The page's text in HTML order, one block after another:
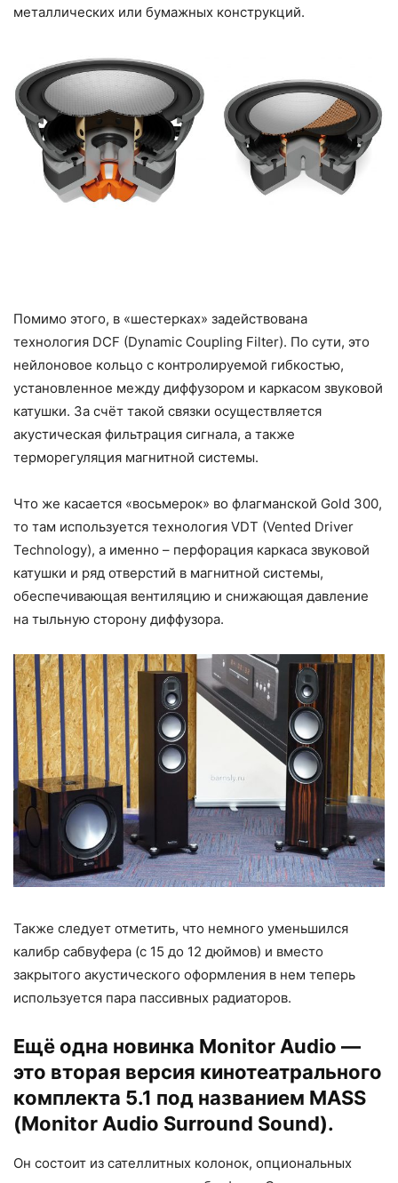
металлических или бумажных конструкций.
Помимо этого, в «шестерках» задействована
технология DCF (Dynamic Coupling Filter). По сути, это
нейлоновое кольцо с контролируемой гибкостью,
установленное между диффузором и каркасом звуковой
катушки. За счёт такой связки осуществляется
акустическая фильтрация сигнала, а также
терморегуляция магнитной системы.
Что же касается «восьмерок» во флагманской Gold 300,
то там используется технология VDT (Vented Driver
Technology), а именно – перфорация каркаса звуковой
катушки и ряд отверстий в магнитной системы,
обеспечивающая вентиляцию и снижающая давление
на тыльную сторону диффузора.
Также следует отметить, что немного уменьшился
калибр сабвуфера (с 15 до 12 дюймов) и вместо
закрытого акустического оформления в нем теперь
используется пара пассивных радиаторов.
Ещё одна новинка Monitor Audio —
это вторая версия кинотеатрального
комплекта 5.1 под названием MASS
(Monitor Audio Surround Sound).
Он состоит из сателлитных колонок, опциональных